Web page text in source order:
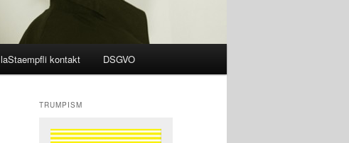
laStaempfli kontakt DSGVO
TRUMPISM